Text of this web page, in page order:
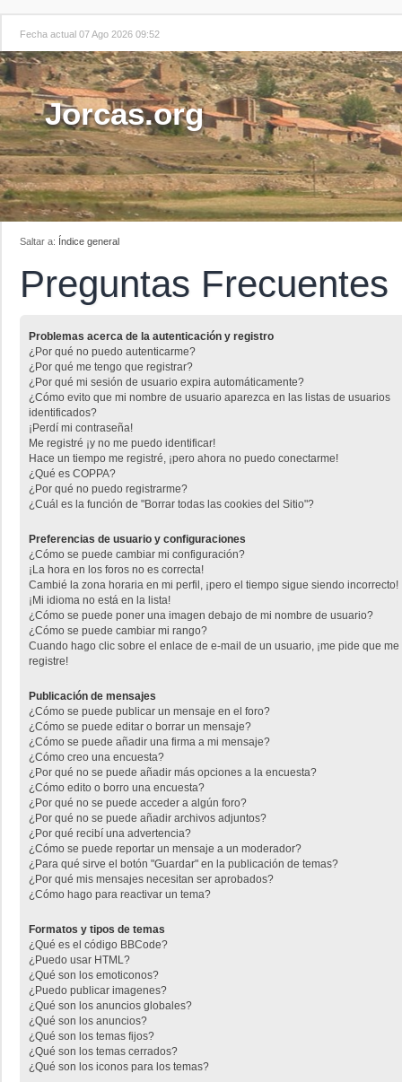
Fecha actual 07 Ago 2026 09:52
Jorcas.org
Saltar a: Índice general
Preguntas Frecuentes
Problemas acerca de la autenticación y registro
¿Por qué no puedo autenticarme?
¿Por qué me tengo que registrar?
¿Por qué mi sesión de usuario expira automáticamente?
¿Cómo evito que mi nombre de usuario aparezca en las listas de usuarios
identificados?
¡Perdí mi contraseña!
Me registré ¡y no me puedo identificar!
Hace un tiempo me registré, ¡pero ahora no puedo conectarme!
¿Qué es COPPA?
¿Por qué no puedo registrarme?
¿Cuál es la función de "Borrar todas las cookies del Sitio"?
Preferencias de usuario y configuraciones
¿Cómo se puede cambiar mi configuración?
¡La hora en los foros no es correcta!
Cambié la zona horaria en mi perfil, ¡pero el tiempo sigue siendo incorrecto!
¡Mi idioma no está en la lista!
¿Cómo se puede poner una imagen debajo de mi nombre de usuario?
¿Cómo se puede cambiar mi rango?
Cuando hago clic sobre el enlace de e-mail de un usuario, ¡me pide que me
registre!
Publicación de mensajes
¿Cómo se puede publicar un mensaje en el foro?
¿Cómo se puede editar o borrar un mensaje?
¿Cómo se puede añadir una firma a mi mensaje?
¿Cómo creo una encuesta?
¿Por qué no se puede añadir más opciones a la encuesta?
¿Cómo edito o borro una encuesta?
¿Por qué no se puede acceder a algún foro?
¿Por qué no se puede añadir archivos adjuntos?
¿Por qué recibí una advertencia?
¿Cómo se puede reportar un mensaje a un moderador?
¿Para qué sirve el botón "Guardar" en la publicación de temas?
¿Por qué mis mensajes necesitan ser aprobados?
¿Cómo hago para reactivar un tema?
Formatos y tipos de temas
¿Qué es el código BBCode?
¿Puedo usar HTML?
¿Qué son los emoticonos?
¿Puedo publicar imagenes?
¿Qué son los anuncios globales?
¿Qué son los anuncios?
¿Qué son los temas fijos?
¿Qué son los temas cerrados?
¿Qué son los iconos para los temas?